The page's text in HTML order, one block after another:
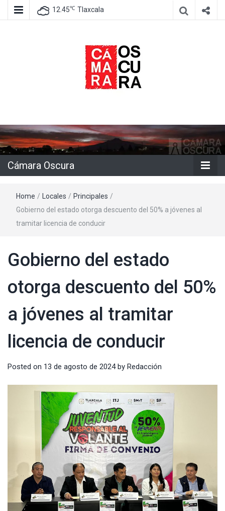
12.45℃ Tlaxcala
Cámara
Oscura
Cámara Oscura
Home / Locales / Principales /
Gobierno del estado otorga descuento del 50% a jóvenes al
tramitar licencia de conducir
Gobierno del estado
otorga descuento del 50%
a jóvenes al tramitar
licencia de conducir
Posted on 13 de agosto de 2024by Redacción